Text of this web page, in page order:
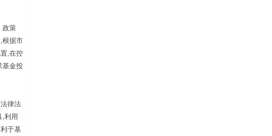
政策
根据市
,在控
基金投
律法
,利用
于基